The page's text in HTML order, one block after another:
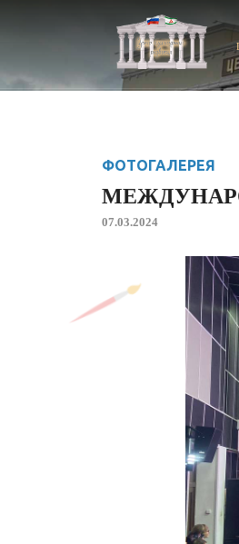
ФОТОГАЛЕРЕЯ
07.03.2024